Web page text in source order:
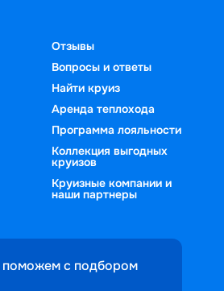
Отзывы
Вопросы и ответы
Найти круиз
Аренда теплохода
Программа лояльности
Коллекция выгодных
круизов
Круизные компании и
наши партнеры
с подбором